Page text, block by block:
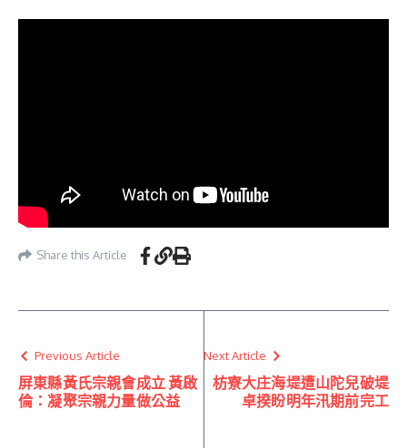
Share this Article
Previous Article
屏東縣黃氏宗親會成立 黃啟
倫：凝聚宗親力量做公益
Next Article
枋寮大庄海堤遭山陀兒破堤
卓揆盼明年汛期前完工